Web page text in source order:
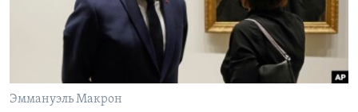
Learning English
СОЦИАЛЬНЫЕ СЕТИ
Эммануэль Макрон